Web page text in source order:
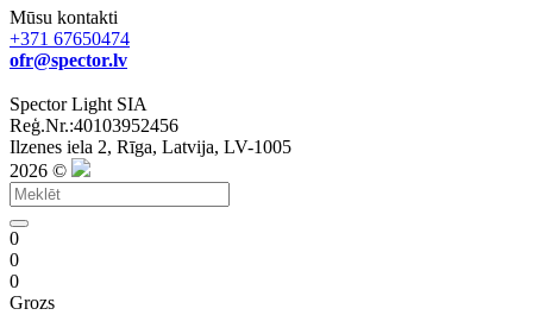
Mūsu kontakti
+371 67650474
ofr@spector.lv
Spector Light SIA
Reģ.Nr.:40103952456
Ilzenes iela 2, Rīga, Latvija, LV-1005
2026 ©
0
0
0
Grozs